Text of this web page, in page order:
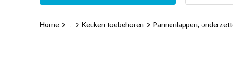
Home ... Keuken toebehoren Pannenlappen,